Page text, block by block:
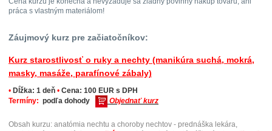
práca s vlastným materiálom!
Záujmový kurz pre začiatočníkov:
Kurz starostlivosť o ruky a nechty (manikúra suchá, mokrá,
masky, masáže, parafínové zábaly)
• Dĺžka: 1 deň • Cena: 100 EUR s DPH
Termíny: podľa dohody Objednať kurz
Obsah kurzu: anatómia nechtu a choroby nechtov - prednáška lekára,